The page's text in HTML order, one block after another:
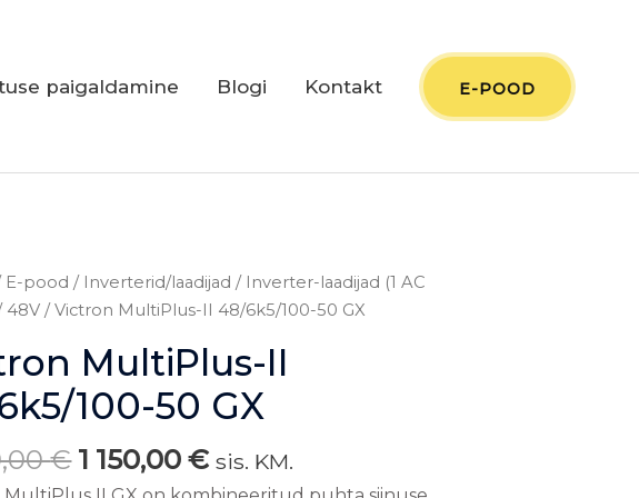
paigaldamine Blogi Kontakt E-POOD
E-pood / Inverterid/laadijad / Inverter-laadijad (1 AC
48V / Victron MultiPlus-II 48/6k5/100-50 GX
MultiPlus-II
100-50 GX
€
Algne
hind
1
439,00 €.
1 150,00€
Praegune
hind
1
150,00 €.
sis. KM.